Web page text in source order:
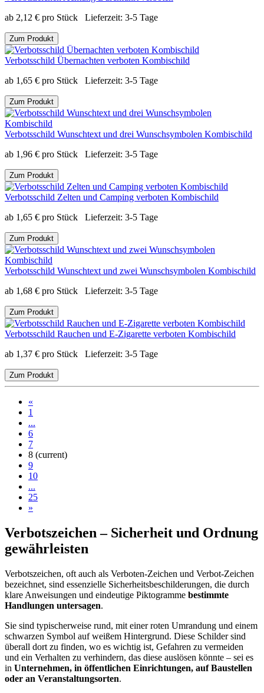
ab 2,12 € pro Stück Lieferzeit: 3-5 Tage
Zum Produkt
Verbotsschild Übernachten verboten Kombischild
ab 1,65 € pro Stück Lieferzeit: 3-5 Tage
Zum Produkt
Verbotsschild Wunschtext und drei Wunschsymbolen Kombischild
ab 1,96 € pro Stück Lieferzeit: 3-5 Tage
Zum Produkt
Verbotsschild Zelten und Camping verboten Kombischild
ab 1,65 € pro Stück Lieferzeit: 3-5 Tage
Zum Produkt
Verbotsschild Wunschtext und zwei Wunschsymbolen Kombischild
ab 1,68 € pro Stück Lieferzeit: 3-5 Tage
Zum Produkt
Verbotsschild Rauchen und E-Zigarette verboten Kombischild
ab 1,37 € pro Stück Lieferzeit: 3-5 Tage
Zum Produkt
«
1
...
6
7
8 (current)
9
10
...
25
»
Verbotszeichen – Sicherheit und Ordnung
gewährleisten
Verbotszeichen, oft auch als Verboten-Zeichen und Verbot-Zeichen
bezeichnet, sind essenzielle Sicherheitsbeschilderungen, die durch
klare Anweisungen und eindeutige Piktogramme bestimmte
Handlungen untersagen.
Sie sind typischerweise rund, mit einer roten Umrandung und einem
schwarzen Symbol auf weißem Hintergrund. Diese Schilder sind
überall dort zu finden, wo es wichtig ist, Gefahren zu vermeiden
und ein Verhalten zu verhindern, das diese auslösen könnte – sei es
in Unternehmen, in öffentlichen Einrichtungen, auf Baustellen
oder an Veranstaltungsorten.